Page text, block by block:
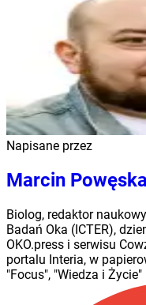
Napisane przez
Marcin Powęska
Biolog, redaktor
Badań Oka (ICTER),
OKO.press i serwisu
portalu Interia, w
"Focus", "Wiedza i